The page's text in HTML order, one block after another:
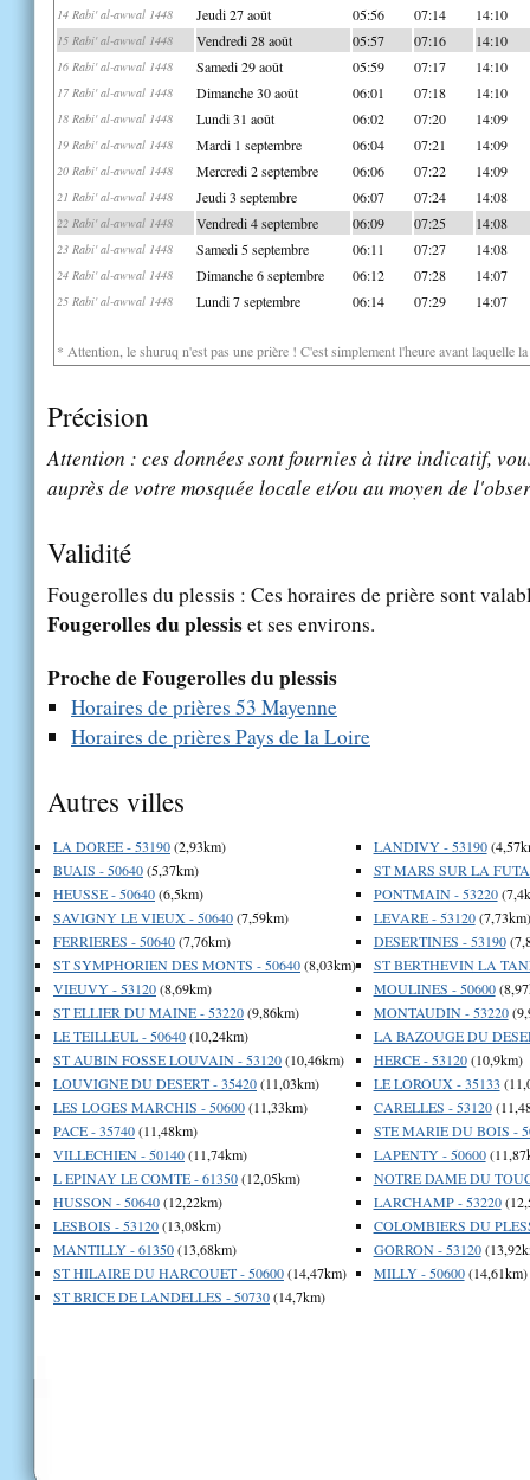
14 Rabi' al-awwal 1448 Jeudi 27 août 05:56 07:14 14:10
15 Rabi' al-awwal 1448 Vendredi 28 août 05:57 07:16 14:10
16 Rabi' al-awwal 1448 Samedi 29 août 05:59 07:17 14:10
17 Rabi' al-awwal 1448 Dimanche 30 août 06:01 07:18 14:10
18 Rabi' al-awwal 1448 Lundi 31 août 06:02 07:20 14:09
19 Rabi' al-awwal 1448 Mardi 1 septembre 06:04 07:21 14:09
20 Rabi' al-awwal 1448 Mercredi 2 septembre 06:06 07:22 14:09
21 Rabi' al-awwal 1448 Jeudi 3 septembre 06:07 07:24 14:08
22 Rabi' al-awwal 1448 Vendredi 4 septembre 06:09 07:25 14:08
23 Rabi' al-awwal 1448 Samedi 5 septembre 06:11 07:27 14:08
24 Rabi' al-awwal 1448 Dimanche 6 septembre 06:12 07:28 14:07
25 Rabi' al-awwal 1448 Lundi 7 septembre 06:14 07:29 14:07
* Attention, le shuruq n'est pas une prière ! C'est simplement l'heure avant laquelle
Précision
Attention : ces données sont fournies à titre indicatif,
auprès de votre mosquée locale et/ou au moyen de
Validité
Fougerolles du plessis : Ces horaires de prière sont
Fougerolles du plessiset ses environs.
Proche de Fougerolles du plessis
Horaires de prières 53 Mayenne
Horaires de prières Pays de la Loire
Autres villes
LA DOREE - 53190(2,93km)
BUAIS - 50640(5,37km)
HEUSSE - 50640(6,5km)
SAVIGNY LE VIEUX - 50640(7,59km)
FERRIERES - 50640(7,76km)
ST SYMPHORIEN DES MONTS - 50640(8,03km)
VIEUVY - 53120(8,69km)
ST ELLIER DU MAINE - 53220(9,86km)
LE TEILLEUL - 50640(10,24km)
ST AUBIN FOSSE LOUVAIN - 53120(10,46km)
LOUVIGNE DU DESERT - 35420(11,03km)
LES LOGES MARCHIS - 50600(11,33km)
PACE - 35740(11,48km)
VILLECHIEN - 50140(11,74km)
L EPINAY LE COMTE - 61350(12,05km)
HUSSON - 50640(12,22km)
LESBOIS - 53120(13,08km)
MANTILLY - 61350(13,68km)
ST HILAIRE DU HARCOUET - 50600(14,47km)
ST BRICE DE LANDELLES - 50730(14,7km)
LANDIVY - 53190
ST MARS SUR LA
PONTMAIN - 53220
LEVARE - 53120(7,73km)
DESERTINES - 53190
ST BERTHEVIN LA
MOULINES - 50600
MONTAUDIN - 53220
LA BAZOUGE DU
HERCE - 53120(10,9km)
LE LOROUX - 35133
CARELLES - 53120
STE MARIE DU BOIS -
LAPENTY - 50600
NOTRE DAME DU
LARCHAMP - 53220
COLOMBIERS DU
GORRON - 53120
MILLY - 50600(14,61km)